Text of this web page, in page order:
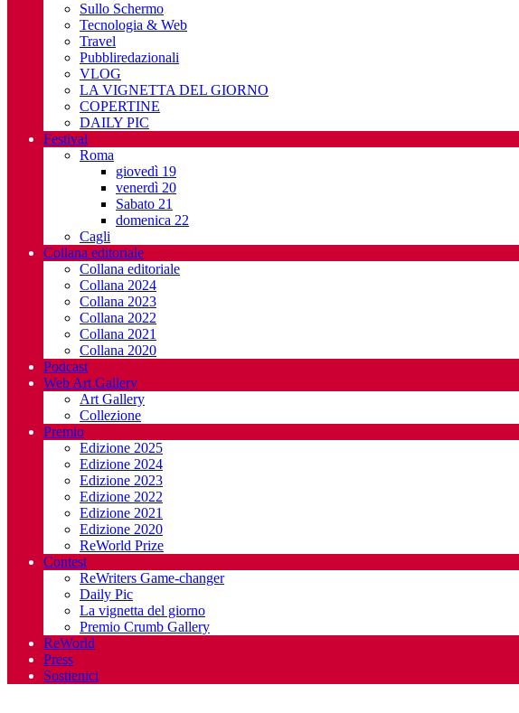
Sullo Schermo
Tecnologia & Web
Travel
Pubbliredazionali
VLOG
LA VIGNETTA DEL GIORNO
COPERTINE
DAILY PIC
Festival
Roma
giovedì 19
venerdì 20
Sabato 21
domenica 22
Cagli
Collana editoriale
Collana editoriale
Collana 2024
Collana 2023
Collana 2022
Collana 2021
Collana 2020
Podcast
Web Art Gallery
Art Gallery
Collezione
Premio
Edizione 2025
Edizione 2024
Edizione 2023
Edizione 2022
Edizione 2021
Edizione 2020
ReWorld Prize
Contest
ReWriters Game-changer
Daily Pic
La vignetta del giorno
Premio Crumb Gallery
ReWorld
Press
Sostienici